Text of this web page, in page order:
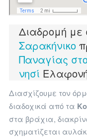
Διαδρομή
Σαρακήνικο
Παναγίας
νησί
Διασχίζουμε τον
διαδοχικά από τα
στα βράχια,
σχηματίζεται